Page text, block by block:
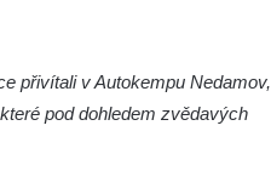
přivítali v Autokempu Nedamov,
pod dohledem zvědavých